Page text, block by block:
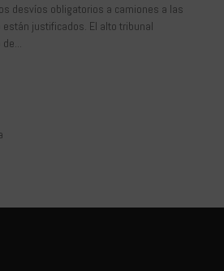
desvíos obligatorios a camiones a las
justificados. El alto tribunal
en: